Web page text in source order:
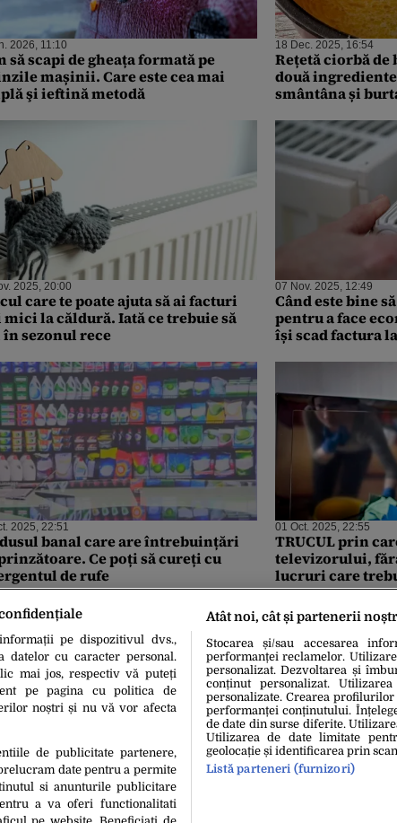
2026, 11:10
să scapi de gheața formată pe
mașinii. Care este cea mai
şi ieftină metodă
18 Dec. 2025, 16:54
Rețetă ciorbă de
două
smântâna și
2025, 20:00
care te poate ajuta să ai facturi
mici la căldură. Iată ce trebuie să
sezonul rece
07 Nov. 2025, 12:49
Când este bine
pentru a face
își scad factura
2025, 22:51
banal care are întrebuințări
Ce poți să cureți cu
de rufe
01 Oct. 2025, 22:55
TRUCUL prin
televizorului,
lucruri care
confidențiale
pe dispozitivul dvs.,
cu caracter personal.
mai jos, respectiv vă puteți
pe pagina cu politica de
noștri și nu vă vor afecta
de publicitate partenere,
date pentru a permite
si anunturile publicitare
a va oferi functionalitati
Atât noi, cât și partenerii
Stocarea și/sau accesarea
performanței reclamelor.
personalizat. Dezvoltarea și
conținut personalizat.
personalizate. Crearea
performanței conținutului.
de date din surse diferite.
Utilizarea de date limitate
geolocație și identificarea prin
Listă parteneri (furnizori)